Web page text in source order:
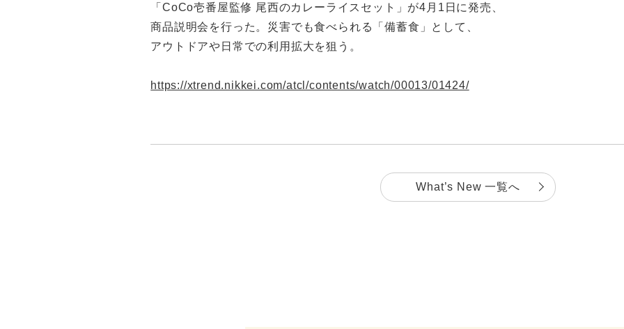
「CoCo壱番屋監修 尾西のカレーライスセット」が4月1日に発売、
商品説明会を行った。災害でも食べられる「備蓄食」として、
アウトドアや日常での利用拡大を狙う。
https://xtrend.nikkei.com/atcl/contents/watch/00013/01424/
What’s New 一覧へ